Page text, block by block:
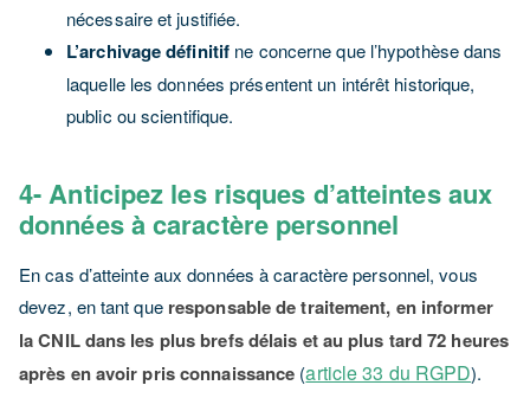
nécessaire et justifiée.
L’archivage définitif ne concerne que l’hypothèse dans
laquelle les données présentent un intérêt historique,
public ou scientifique.
4- Anticipez les risques d’atteintes aux
données à caractère personnel
En cas d’atteinte aux données à caractère personnel, vous
devez, en tant que responsable de traitement, en informer
la CNIL dans les plus brefs délais et au plus tard 72 heures
après en avoir pris connaissance (article 33 du RGPD).